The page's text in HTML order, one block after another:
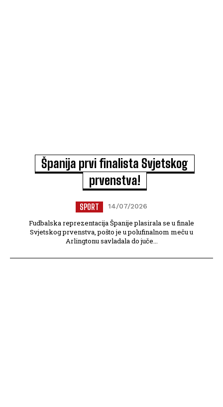
Španija prvi finalista Svjetskog
prvenstva!
SPORT 14/07/2026
Fudbalska reprezentacija Španije plasirala se u finale
Svjetskog prvenstva, pošto je u polufinalnom meču u
Arlingtonu savladala do juče...